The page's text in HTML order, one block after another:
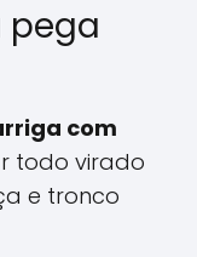
pega
com
todo virado
e tronco